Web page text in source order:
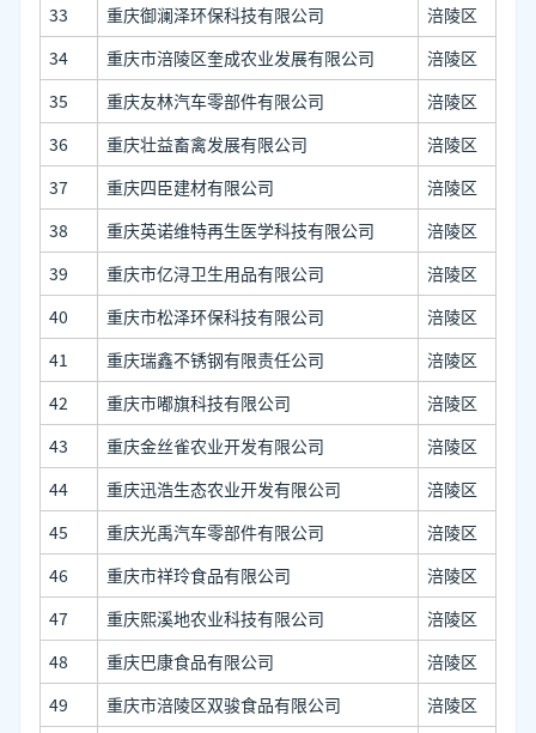
33
重庆御澜泽环保科技有限公司
涪陵区
34
重庆市涪陵区奎成农业发展有限公司
涪陵区
35
重庆友林汽车零部件有限公司
涪陵区
36
重庆壮益畜禽发展有限公司
涪陵区
37
重庆四臣建材有限公司
涪陵区
38
重庆英诺维特再生医学科技有限公司
涪陵区
39
重庆市亿浔卫生用品有限公司
涪陵区
40
重庆市松泽环保科技有限公司
涪陵区
41
重庆瑞鑫不锈钢有限责任公司
涪陵区
42
重庆市嘟旗科技有限公司
涪陵区
43
重庆金丝雀农业开发有限公司
涪陵区
44
重庆迅浩生态农业开发有限公司
涪陵区
45
重庆光禹汽车零部件有限公司
涪陵区
46
重庆市祥玲食品有限公司
涪陵区
47
重庆熙溪地农业科技有限公司
涪陵区
48
重庆巴康食品有限公司
涪陵区
49
重庆市涪陵区双骏食品有限公司
涪陵区